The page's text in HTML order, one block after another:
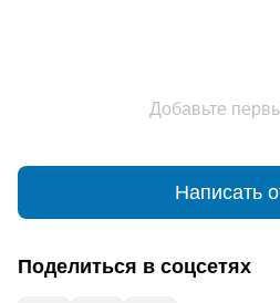
Добавьте
Написать
Поделиться в соцсетях